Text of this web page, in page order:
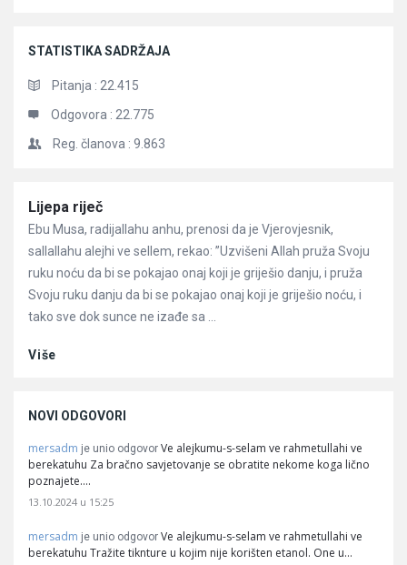
STATISTIKA SADRŽAJA
Pitanja : 22.415
Odgovora : 22.775
Reg. članova : 9.863
Članci
Lijepa riječ
Ebu Musa, radijallahu anhu, prenosi da je Vjerovjesnik,
sallallahu alejhi ve sellem, rekao: ”Uzvišeni Allah pruža Svoju
ruku noću da bi se pokajao onaj koji je griješio danju, i pruža
Svoju ruku danju da bi se pokajao onaj koji je griješio noću, i
tako sve dok sunce ne izađe sa ...
Više
NOVI ODGOVORI
mersadm je unio odgovor Ve alejkumu-s-selam ve rahmetullahi ve
berekatuhu Za bračno savjetovanje se obratite nekome koga lično
poznajete.…
13.10.2024 u 15:25
mersadm je unio odgovor Ve alejkumu-s-selam ve rahmetullahi ve
berekatuhu Tražite tiknture u kojim nije korišten etanol. One u…